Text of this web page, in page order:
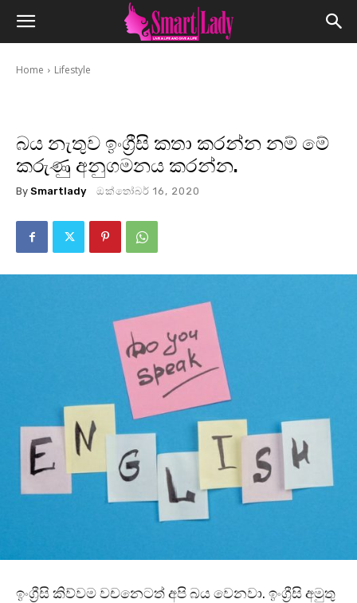
Home Lifestyle
බය නැතුව ඉංග්‍රීසි කතා කරන්න නම් මේ
කරුණු අනුගමනය කරන්න.
By Smartlady ඔක්තෝබර් 16, 2020
ඉංග්‍රීසි කිව්වම වචනෙටත් අපි බය වෙනවා. ඉංග්‍රීසි අමුතු